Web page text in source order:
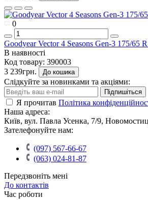
0
Goodyear Vector 4 Seasons Gen-3 175/65
В наявності
Код товару: 390003
3 239грн.
До кошика
Слідкуйте за новинками та акціями:
Підпишіться
Я прочитав Політика
Наша адреса:
Київ, вул. Павла Усенка, 7/9,
Зателефонуйте нам:
(097) 567-66-67
(063) 024-81-87
Передзвоніть мені
До контактів
Час роботи